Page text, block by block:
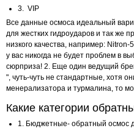
3. VIP
Все данные осмоса идеальный
для жестких гидроударов и так же
низкого качества, например:
у вас никогда не будет проблем в
сюрприза! 2. Еще один ведущий
", чуть-чуть не стандартные, хотя
менерализатора и турмалина, то
Какие категории
1. Бюджетные- обратный осмос